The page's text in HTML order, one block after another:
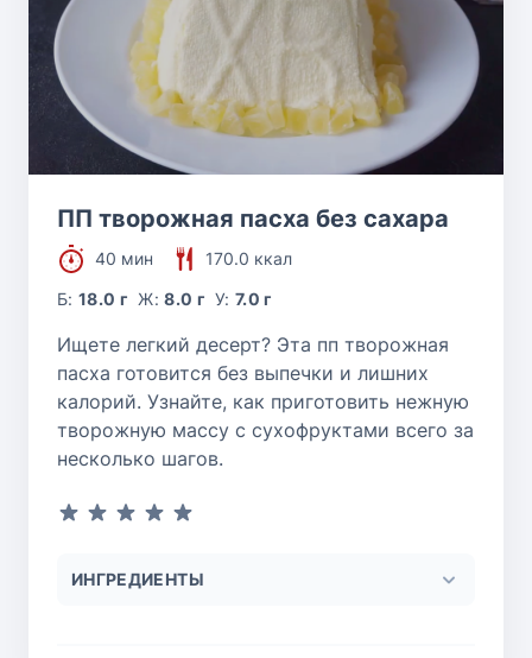
ПП творожная пасха без сахара
40 мин
170.0 ккал
Б:18.0 г Ж:8.0 г У:7.0 г
Ищете легкий десерт? Эта пп творожная
пасха готовится без выпечки и лишних
калорий. Узнайте, как приготовить нежную
творожную массу с сухофруктами всего за
несколько шагов.
ИНГРЕДИЕНТЫ